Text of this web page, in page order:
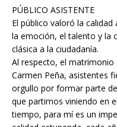
PÚBLICO ASISTENTE
El público valoró la
la emoción, el talento y la
clásica a la ciudadanía.
Al respecto, el
Carmen Peña, asistentes
orgullo por formar parte
que partimos viniendo en
tiempo, para mí es un